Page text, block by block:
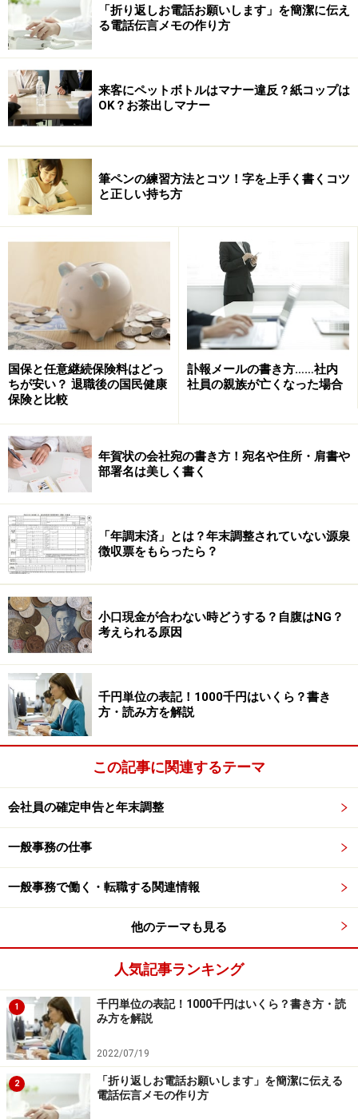
ですが、数値を生かした場合、この資料だけ見ると、計
算が合わない、ということになります。「タテヨコが一
致していない！」と言われるかも。
どっちにすればいいのか…。
どちらが重要か、確認して使い分ける
ちなみに、会計ソフトなど、単位を変えて表示できるも
ので試してみると、単位を千円や、百万円に変えた場
合、個々の数値を生かし、合計や差引の式は無視される
ことが多いようです。
やはり、「売上高」や「経常利益」などの重要な数値
が、単位を変えることで変わってしまうというのは困る
のです…。
とはいえ、事務担当者が資料作成を依頼される場合、そ
の資料の持つ「意味」や、その資料の用途を説明されな
い場合も多い。
経理知識がなくても、資料作成を担当している場合もあ
りますよね。
タテヨコの計算と、個々の数値…どちらが重要なのか…。
「この資料千円単位にして」と指示された時は、あらか
じめ確認してから取り掛かる方がいいでしょう。
「折り返しお電話お願いします」を簡潔に伝え
る電話伝言メモの作り方
来客にペットボトルはマナー違反？紙コップは
OK？お茶出しマナー
筆ペンの練習方法とコツ！字を上手く書くコツ
と正しい持ち方
国保と任意継続保険料はどっ
ちが安い？ 退職後の国民健康
保険と比較
訃報メールの書き方……社内
社員の親族が亡くなった場合
年賀状の会社宛の書き方！宛名や住所・肩書や
部署名は美しく書く
「年調末済」とは？年末調整されていない源泉
徴収票をもらったら？
小口現金が合わない時どうする？自腹はNG？
考えられる原因
千円単位の表記！1000千円はいくら？書き
方・読み方を解説
この記事に関連するテーマ
会社員の確定申告と年末調整
一般事務の仕事
一般事務で働く・転職する関連情報
他のテーマも見る
人気記事ランキング
1
千円単位の表記！1000千円はいくら？書き方・読
み方を解説
2022/07/19
2
「折り返しお電話お願いします」を簡潔に伝える
電話伝言メモの作り方